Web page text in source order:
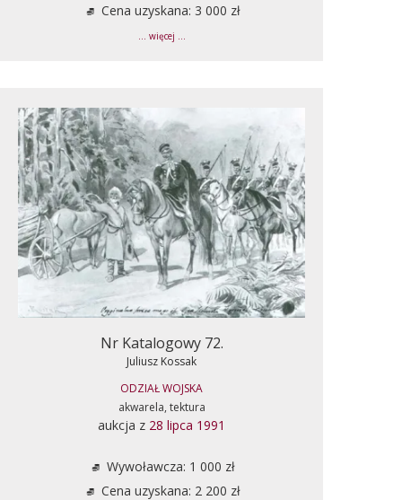
Cena uzyskana: 3 000 zł
... więcej ...
Nr Katalogowy 72.
Juliusz Kossak
ODZIAŁ WOJSKA
akwarela, tektura
aukcja z 28 lipca 1991
Wywoławcza: 1 000 zł
Cena uzyskana: 2 200 zł